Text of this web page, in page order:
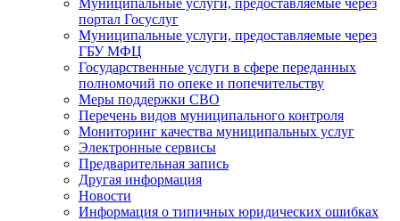
Муниципальные услуги, предоставляемые через
портал Госуслуг
Муниципальные услуги, предоставляемые через
ГБУ МФЦ
Государственные услуги в сфере переданных
полномочий по опеке и попечительству
Меры поддержки СВО
Перечень видов муниципального контроля
Мониторинг качества муниципальных услуг
Электронные сервисы
Предварительная запись
Другая информация
Новости
Информация о типичных юридических ошибках